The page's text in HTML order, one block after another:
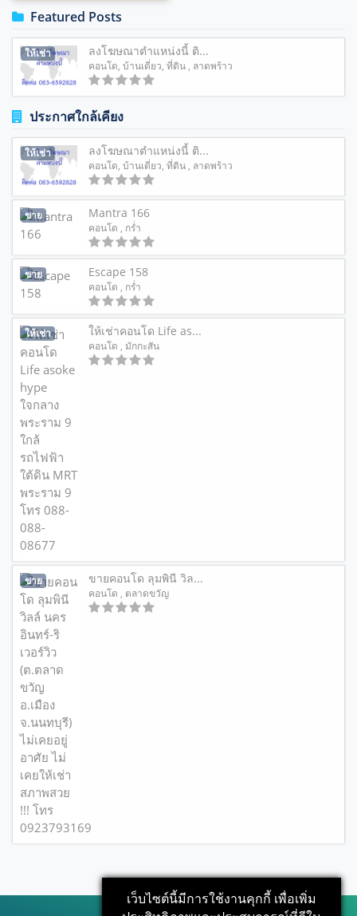
Featured Posts
ให้เช่า ลงโฆษณาตำแหน่งนี้ ติ...
คอนโด, บ้านเดี่ยว, ที่ดิน , ลาดพร้าว
ประกาศใกล้เคียง
ให้เช่า ลงโฆษณาตำแหน่งนี้ ติ...
คอนโด, บ้านเดี่ยว, ที่ดิน , ลาดพร้าว
ขาย Mantra 166
คอนโด , กร่ำ
ขาย Escape 158
คอนโด , กร่ำ
ให้เช่า ให้เช่าคอนโด Life as...
คอนโด , มักกะสัน
ขาย ขายคอนโด ลุมพินี วิล...
คอนโด , ตลาดขวัญ
เว็บไซต์นี้มีการใช้งานคุกกี้ เพื่อเพิ่ม